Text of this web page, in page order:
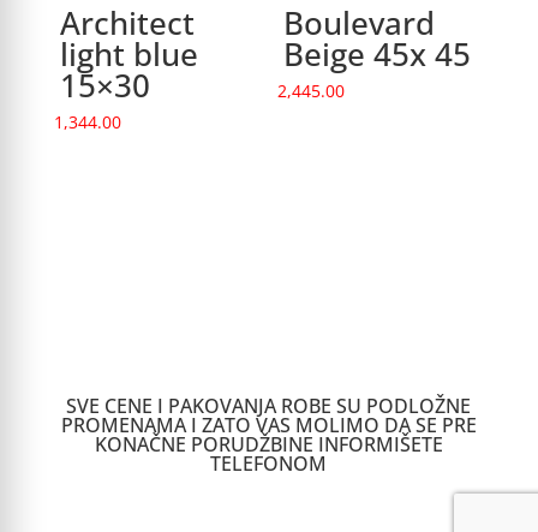
Architect
light blue
15×30
1,344.00
Boulevard
Beige 45x 45
2,445.00
SVE CENE I PAKOVANJA ROBE SU PODLOŽNE
PROMENAMA I ZATO VAS MOLIMO DA SE PRE
KONAČNE PORUDŽBINE INFORMIŠETE
TELEFONOM